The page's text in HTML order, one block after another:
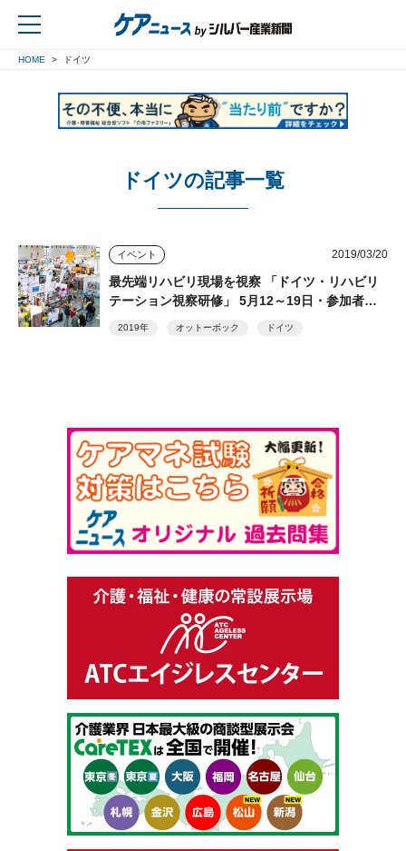
HOME ドイツ
ドイツの記事一覧
イベント 2019/03/20
最先端リハビリ現場を視察 「ドイツ・リハビリ
テーション視察研修」 5月12～19日・参加者募
2019年 オットーボック ドイツ